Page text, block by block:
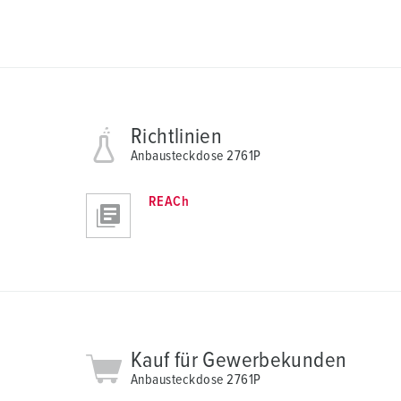
Richtlinien
Anbausteckdose 2761P
REACh
Kauf für Gewerbekunden
Anbausteckdose 2761P